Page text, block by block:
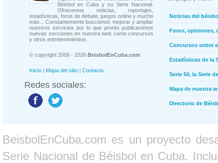
Béisbol en Cuba y su Serie Nacional.
Ofrecemos noticias, reportajes,
estadísticas, foros de debate, juegos online y mucho
más... Constantemente buscamos mejorar y ampliar
nuestros servicios por lo que pronto publicaremos
nuevas secciones en nuestra web como concursos
y otros entretenimientos.
© copyright 2009 - 2026 BeisbolEnCuba.com
Inicio | Mapa del sitio | Contacto
Redes sociales:
Noticias del
Foros, opiniones,
Concursos sobre
Estadísticas de la
Serie 50, la Serie
Mapa de nuestra
Directorio de
BeisbolEnCuba.com es un proyecto
Serie Nacional de Béisbol en Cuba.